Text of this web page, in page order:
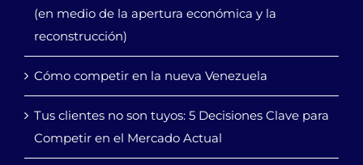
(en medio de la apertura económica y la
reconstrucción)
Cómo competir en la nueva Venezuela
Tus clientes no son tuyos: 5 Decisiones Clave para
Competir en el Mercado Actual